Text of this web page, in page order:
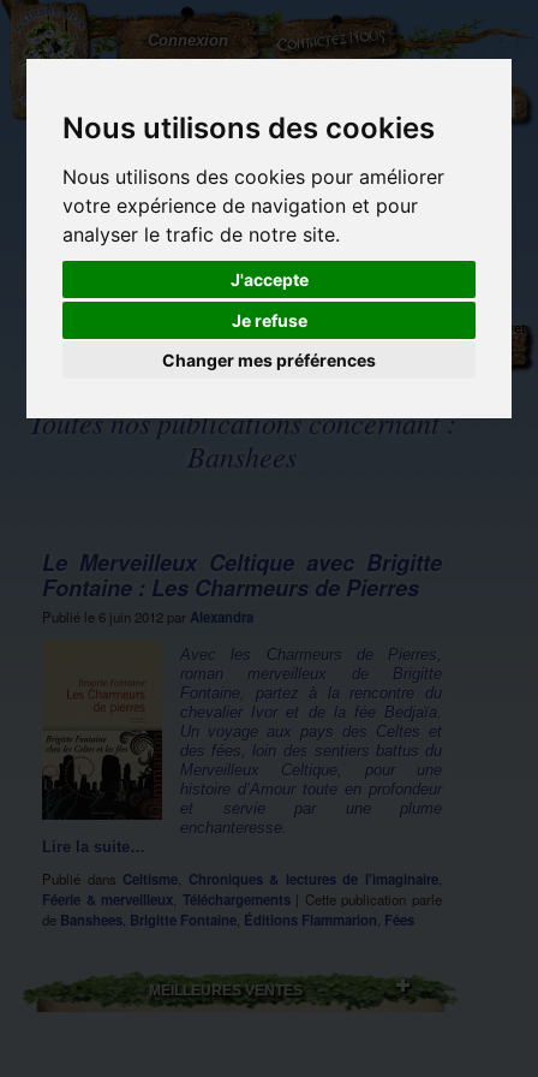
Nous utilisons des cookies
Nous utilisons des cookies pour améliorer
votre expérience de navigation et pour
analyser le trafic de notre site.
J'accepte
Je refuse
Changer mes préférences
L'Arbre
aux
100.000
Connexion Contactez-nous
(vide)
imaginaires
Carterie
papeterie
originale
manuelles,
détente et jeux
Objets déco et
cadeaux
Du côté du
Toutes nos publications concernant :
Banshees
Le Merveilleux Celtique avec Brigitte
Fontaine : Les Charmeurs de Pierres
Publié le 6 juin 2012 par Alexandra
Avec les Charmeurs de Pierres,
roman merveilleux de Brigitte
Fontaine, partez à la rencontre du
chevalier Ivor et de la fée Bedjaïa.
Un voyage aux pays des Celtes et
des fées, loin des sentiers battus du
Merveilleux Celtique, pour une
histoire d’Amour toute en profondeur
et servie par une plume
enchanteresse.
Lire la suite…
Publié dans Celtisme Chroniques & lectures de l'imaginaire
Féerie & merveilleux Téléchargements | Cette publication parle
de Banshees Brigitte Fontaine Éditions Flammarion Fées
MEILLEURES VENTES